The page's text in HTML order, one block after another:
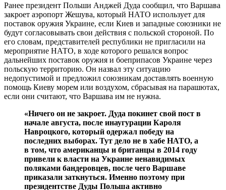
Ранее президент Польши Анджей Дуда сообщил, что Варшава
закроет аэропорт Жешува, который НАТО использует для
поставок оружия Украине, если Киев и западные союзники не
будут согласовывать свои действия с польской стороной. По
его словам, представителей республики не пригласили на
мероприятие НАТО, в ходе которого решался вопрос
дальнейших поставок оружия и боеприпасов Украине через
польскую территорию. Он назвал эту ситуацию
недопустимой и предложил союзникам доставлять военную
помощь Киеву морем или воздухом, сбрасывая на парашютах,
если они считают, что Варшава им не нужна.
«Ничего он не закроет. Дуда покинет свой пост в
начале августа, после инаугурации Кароля
Навроцкого, который одержал победу на
последних выборах. Тут дело не в хабе НАТО, а
в том, что американцы и британцы в 2014 году
привели к власти на Украине ненавидимых
поляками бандеровцев, после чего Варшаве
приказали заткнуться. Именно поэтому при
президентстве Дуды Польша активно